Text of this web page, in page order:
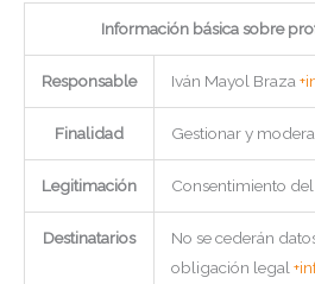
Información básica sobre
Responsable Iván Mayol Braza
Finalidad Gestionar y
Legitimación Consentimiento del
Destinatarios
No se cederán
obligación legal